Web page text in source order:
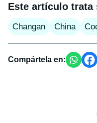
Este artículo trata
Changan China
Compártela en: